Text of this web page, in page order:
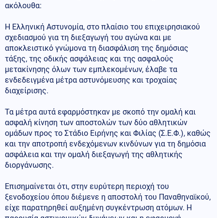
ακόλουθα:
Η Ελληνική Αστυνομία, στο πλαίσιο του επιχειρησιακού
σχεδιασμού για τη διεξαγωγή του αγώνα και με
αποκλειστικό γνώμονα τη διασφάλιση της δημόσιας
τάξης, της οδικής ασφάλειας και της ασφαλούς
μετακίνησης όλων των εμπλεκομένων, έλαβε τα
ενδεδειγμένα μέτρα αστυνόμευσης και τροχαίας
διαχείρισης.
Τα μέτρα αυτά εφαρμόστηκαν με σκοπό την ομαλή και
ασφαλή κίνηση των αποστολών των δύο αθλητικών
ομάδων προς το Στάδιο Ειρήνης και Φιλίας (Σ.Ε.Φ.), καθώς
και την αποτροπή ενδεχόμενων κινδύνων για τη δημόσια
ασφάλεια και την ομαλή διεξαγωγή της αθλητικής
διοργάνωσης.
Επισημαίνεται ότι, στην ευρύτερη περιοχή του
ξενοδοχείου όπου διέμενε η αποστολή του Παναθηναϊκού,
είχε παρατηρηθεί αυξημένη συγκέντρωση ατόμων. Η